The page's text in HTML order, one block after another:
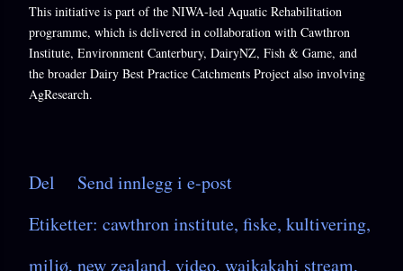
This initiative is part of the NIWA-led Aquatic Rehabilitation
programme, which is delivered in collaboration with Cawthron
Institute, Environment Canterbury, DairyNZ, Fish & Game, and
the broader Dairy Best Practice Catchments Project also involving
AgResearch.
Del
Send innlegg i e-post
Etiketter: cawthron institute fiske kultivering
miljø new zealand video waikakahi stream